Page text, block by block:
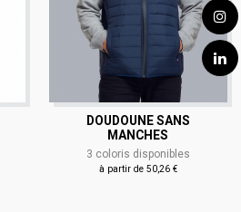
DOUDOUNE SANS
MANCHES
3 coloris disponibles
à partir de 50,26 €